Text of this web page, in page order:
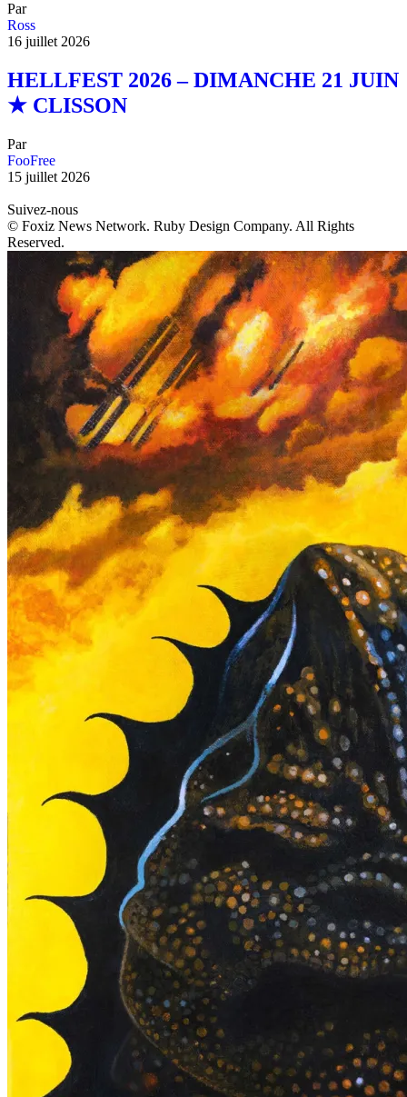
Par
Ross
16 juillet 2026
HELLFEST 2026 – DIMANCHE 21 JUIN
★ CLISSON
Par
FooFree
15 juillet 2026
Suivez-nous
© Foxiz News Network. Ruby Design Company. All Rights
Reserved.